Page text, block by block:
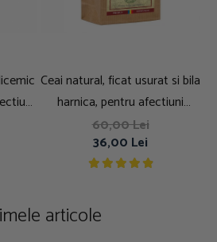
Ceai natural, ficat usurat si bila
harnica, pentru afectiuni
hepato-biliare, 250g
60,00 Lei
36,00 Lei
articole